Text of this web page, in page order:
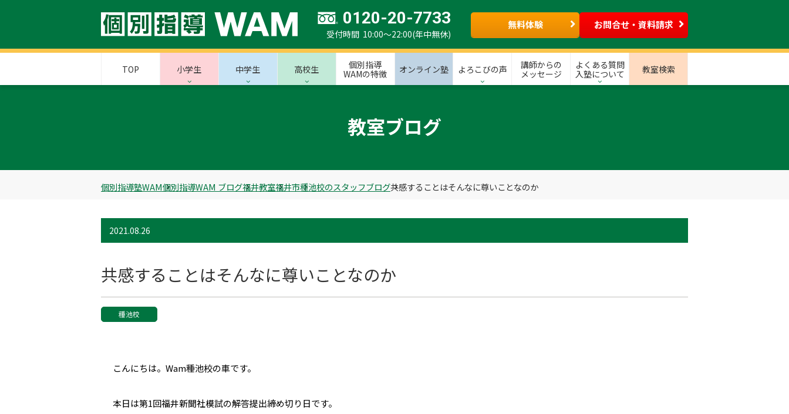
0120-20-7733
受付時間 10:00～22:00(年中無休)
無料体験 お問合せ・資料請求
TOP 小学生 中学生 高校生
個別指導
WAMの特徴
オンライン塾 よろこびの声
講師からの
メッセージ
よくある質問
入塾について
教室検索
教室ブログ
個別指導塾WAM個別指導WAM ブログ福井教室福井市種池校のスタッフブログ共感することはそんなに尊いことなのか
2021.08.26
共感することはそんなに尊いことなのか
種池校
こんにちは。Wam種池校の車です。
本日は第1回福井新聞社模試の解答提出締め切り日です。